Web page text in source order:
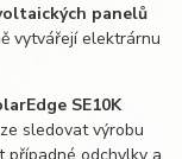
panelů
vytvářejí elektrárnu
SE10K
sledovat výrobu
případné odchylky a